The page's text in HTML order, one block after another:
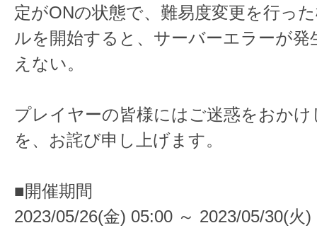
定がONの状態で、難易度変更を行っ
ルを開始すると、サーバーエラーが発
えない。
プレイヤーの皆様にはご迷惑をおか
を、お詫び申し上げます。
■開催期間
2023/05/26(金) 05:00 ～ 2023/05/30(火)